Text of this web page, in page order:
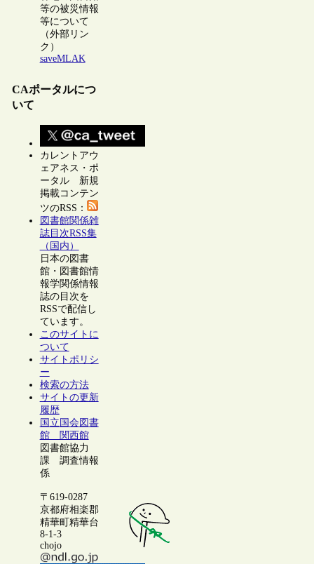
等の被災情報
等について
（外部リン
ク）
saveMLAK
CAポータルにつ
いて
カレントアウ
ェアネス・ポ
ータル 新規
掲載コンテン
ツのRSS：
図書館関係雑
誌目次RSS集
（国内）
日本の図書
館・図書館情
報学関係情報
誌の目次を
RSSで配信し
ています。
このサイトに
ついて
サイトポリシ
ー
検索の方法
サイトの更新
履歴
国立国会図書
館 関西館
図書館協力
課 調査情報
係
〒619-0287
京都府相楽郡
精華町精華台
8-1-3
chojo